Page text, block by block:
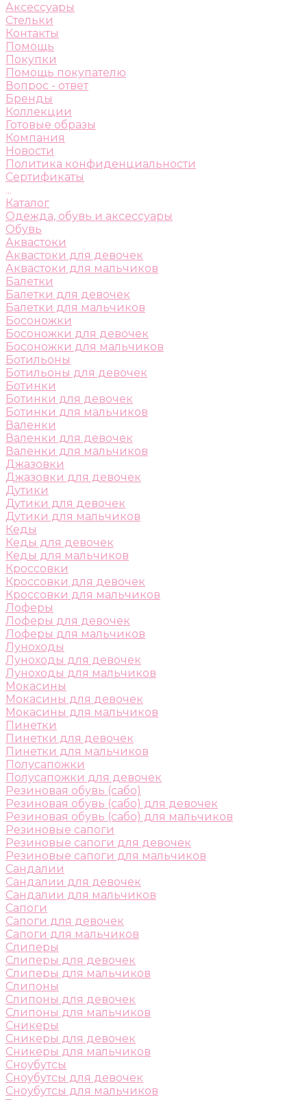
Аксессуары
Стельки
Контакты
Помощь
Покупки
Помощь покупателю
Вопрос - ответ
Бренды
Коллекции
Готовые образы
Компания
Новости
Политика конфиденциальности
Сертификаты
...
Каталог
Одежда, обувь и аксессуары
Обувь
Аквастоки
Аквастоки для девочек
Аквастоки для мальчиков
Балетки
Балетки для девочек
Балетки для мальчиков
Босоножки
Босоножки для девочек
Босоножки для мальчиков
Ботильоны
Ботильоны для девочек
Ботинки
Ботинки для девочек
Ботинки для мальчиков
Валенки
Валенки для девочек
Валенки для мальчиков
Джазовки
Джазовки для девочек
Дутики
Дутики для девочек
Дутики для мальчиков
Кеды
Кеды для девочек
Кеды для мальчиков
Кроссовки
Кроссовки для девочек
Кроссовки для мальчиков
Лоферы
Лоферы для девочек
Лоферы для мальчиков
Луноходы
Луноходы для девочек
Луноходы для мальчиков
Мокасины
Мокасины для девочек
Мокасины для мальчиков
Пинетки
Пинетки для девочек
Пинетки для мальчиков
Полусапожки
Полусапожки для девочек
Резиновая обувь (сабо)
Резиновая обувь (сабо) для девочек
Резиновая обувь (сабо) для мальчиков
Резиновые сапоги
Резиновые сапоги для девочек
Резиновые сапоги для мальчиков
Сандалии
Сандалии для девочек
Сандалии для мальчиков
Сапоги
Сапоги для девочек
Сапоги для мальчиков
Слиперы
Слиперы для девочек
Слиперы для мальчиков
Слипоны
Слипоны для девочек
Слипоны для мальчиков
Сникеры
Сникеры для девочек
Сникеры для мальчиков
Сноубутсы
Сноубутсы для девочек
Сноубутсы для мальчиков